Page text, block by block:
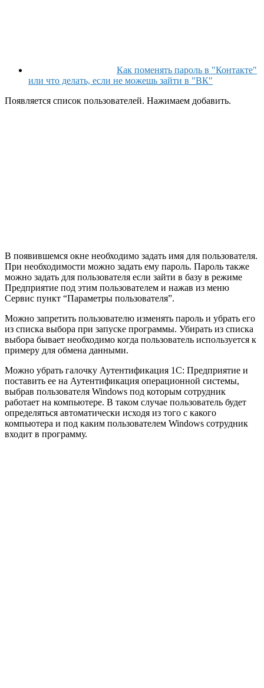
Как поменять пароль в "Контакте"
или что делать, если не можешь зайти в "ВК"
Появляется список пользователей. Нажимаем добавить.
В появившемся окне необходимо задать имя для пользователя.
При необходимости можно задать ему пароль. Пароль также
можно задать для пользователя если зайти в базу в режиме
Предприятие под этим пользователем и нажав из меню
Сервис пункт “Параметры пользователя”.
Можно запретить пользователю изменять пароль и убрать его
из списка выбора при запуске программы. Убирать из списка
выбора бывает необходимо когда пользователь используется к
примеру для обмена данными.
Можно убрать галочку Аутентификация 1С: Предприятие и
поставить ее на Аутентификация операционной системы,
выбрав пользователя Windows под которым сотрудник
работает на компьютере. В таком случае пользователь будет
определяться автоматически исходя из того с какого
компьютера и под каким пользователем Windows сотрудник
входит в программу.